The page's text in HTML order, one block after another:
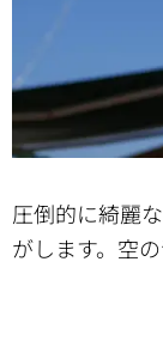
圧倒的に綺麗
がします。空